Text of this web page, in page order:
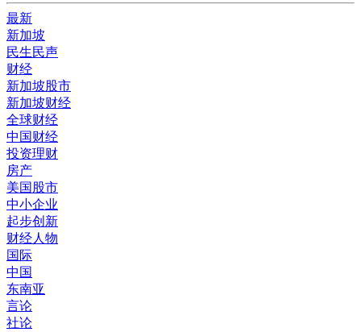
最新
新加坡
民生民声
财经
新加坡股市
新加坡财经
全球财经
中国财经
投资理财
房产
美国股市
中小企业
起步创新
财经人物
国际
中国
东南亚
言论
社论